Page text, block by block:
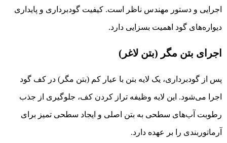
اجرایی و دستور مهندس ناظر است. کیفیت گودبرداری و پایداری
دیواره‌های گود اهمیت بسزایی دارد.
اجرای بتن مگر (بتن لاغر)
پس از گودبرداری، یک لایه بتن با عیار کم (بتن مگر) در کف گود
اجرا می‌شود. این لایه وظیفه تراز کردن کف، جلوگیری از جذب
رطوبت آب‌های سطحی به بتن اصلی و ایجاد سطحی تمیز برای
آرماتوربندی را بر عهده دارد.